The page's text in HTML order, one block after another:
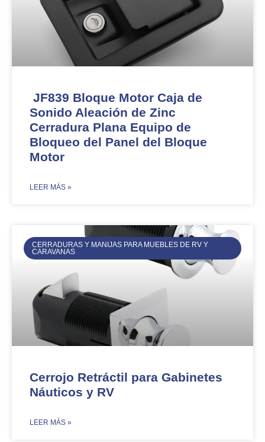
JF839 Bloque Motor Caja de
Sonido Aleación de Zinc
Cerradura Plana Equipo de
Bloqueo del Panel del Bloque
Motor
​LEER MÁS »
CERRADURAS Y MANIJAS PARA MUEBLES DE RV Y
CARAVANAS
Cerrojo Retráctil para Gabinetes
Náuticos y RV
​LEER MÁS »